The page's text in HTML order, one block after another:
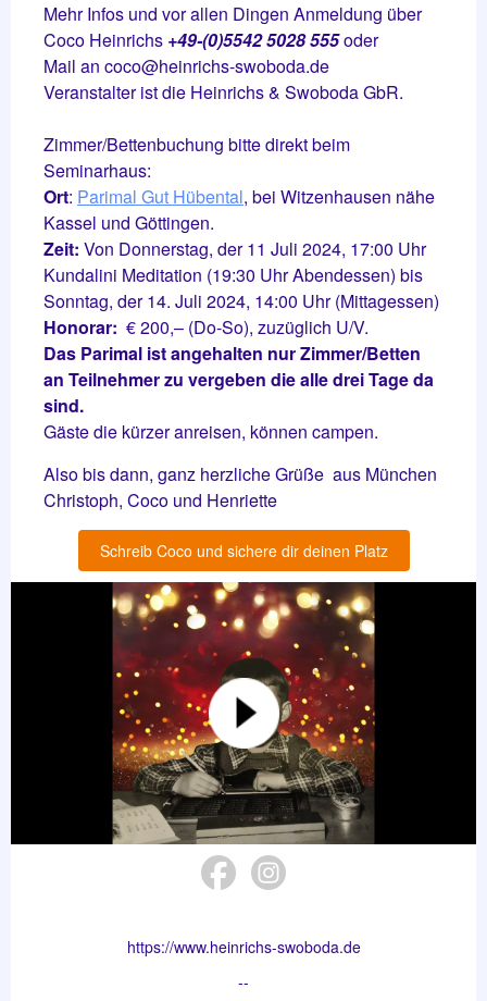
Mehr Infos und vor allen Dingen Anmeldung über
Coco Heinrichs +49-(0)5542 5028 555oder
Mail an coco@heinrichs-swoboda.de
Veranstalter ist die Heinrichs & Swoboda GbR.
Zimmer/Bettenbuchung bitte direkt beim
Seminarhaus:
Ort: Parimal Gut Hübental, bei Witzenhausen nähe
Kassel und Göttingen.
Zeit: Von Donnerstag, der 11 Juli 2024, 17:00 Uhr
Kundalini Meditation (19:30 Uhr Abendessen) bis
Sonntag, der 14. Juli 2024, 14:00 Uhr (Mittagessen)
Honorar: € 200,– (Do-So), zuzüglich U/V.
Das Parimal ist angehalten nur Zimmer/Betten
an Teilnehmer zu vergeben die alle drei Tage da
sind.
Gäste die kürzer anreisen, können campen.
Also bis dann, ganz herzliche Grüße aus München
Christoph, Coco und Henriette
Schreib Coco und sichere dir deinen Platz
https://www.heinrichs-swoboda.de
--